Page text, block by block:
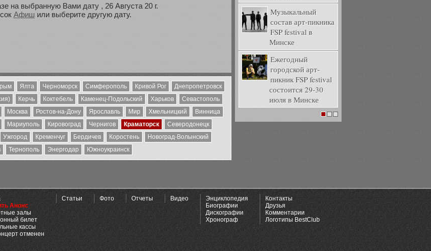
на выбранную Вами дату , 26 Августа 20 г.
Афиш или выберите другую дату.
Ялта Черноморск Симферополь Кривой Рог
Днепропетровск
Керчь Коктебель Каменец-Подольский Харьков
Севастополь
Москва Ростов-на-Дону Ярославль Мир Хмельницкий
Винница
Мариуполь Кировоград Чернигов Краматорск
Северодонецк
Ужгород Кременчуг Бердичев Коростень
Новоград-Волынский
Тернополь Энергодар Южноукраинск
Музыкальный
состав арт-пикника
FSP festival в
Минске
Ежегодный
городской арт-
пикник FSP festival
состоится 29-30
июля в Минске
Анонс
залы
билет
кассы
отменен
Статьи Фото Отчеты Видео
Энциклопедия
Биографии
Дискографии
Хронограф
Контакты
Друзья
Комментарии
Логотипы BestClub